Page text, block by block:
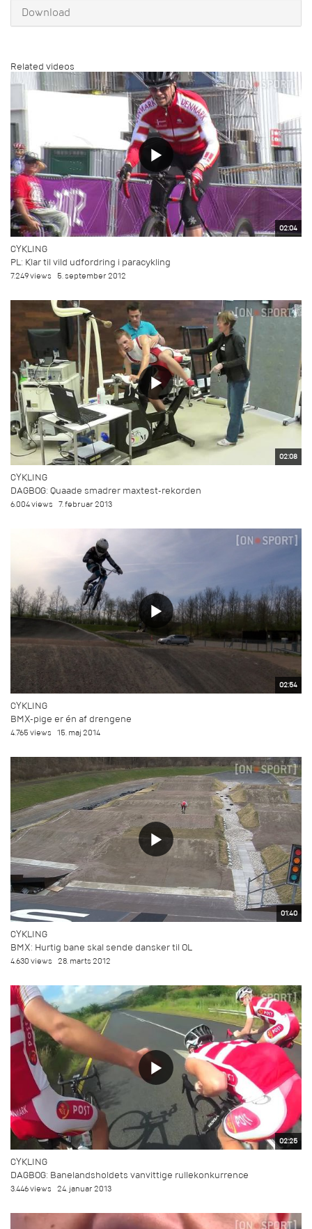
Download
Related videos
02:04
CYKLING
PL: Klar til vild udfordring i paracykling
7.249 views 5. september 2012
02:08
CYKLING
DAGBOG: Quaade smadrer maxtest-rekorden
6.004 views 7. februar 2013
02:54
CYKLING
BMX-pige er én af drengene
4.765 views 15. maj 2014
01:40
CYKLING
BMX: Hurtig bane skal sende dansker til OL
4.630 views 28. marts 2012
02:25
CYKLING
DAGBOG: Banelandsholdets vanvittige rullekonkurrence
3.446 views 24. januar 2013